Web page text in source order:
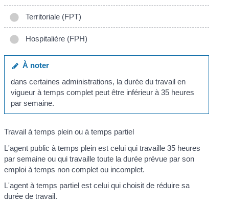
Territoriale (FPT)
Hospitalière (FPH)
À noter
dans certaines administrations, la durée du travail en
vigueur à temps complet peut être inférieur à 35 heures
par semaine.
Travail à temps plein ou à temps partiel
L'agent public à temps plein est celui qui travaille 35 heures
par semaine ou qui travaille toute la durée prévue par son
emploi à temps non complet ou incomplet.
L'agent à temps partiel est celui qui choisit de réduire sa
durée de travail.